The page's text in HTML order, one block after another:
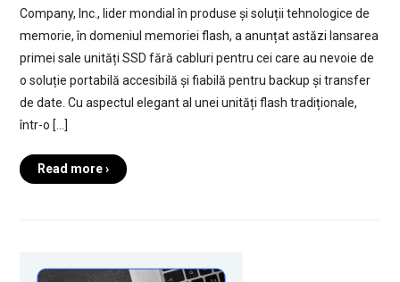
Company, Inc., lider mondial în produse și soluții tehnologice de
memorie, în domeniul memoriei flash, a anunțat astăzi lansarea
primei sale unități SSD fără cabluri pentru cei care au nevoie de
o soluție portabilă accesibilă și fiabilă pentru backup și transfer
de date. Cu aspectul elegant al unei unități flash tradiționale,
într-o […]
Read more ›